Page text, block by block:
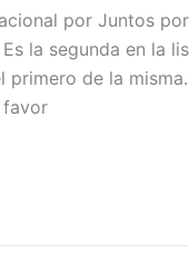
por Juntos por
la segunda en la
de la
favor